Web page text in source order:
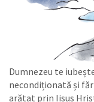
Dumnezeu te
necondiționată și
arătat prin Iisus